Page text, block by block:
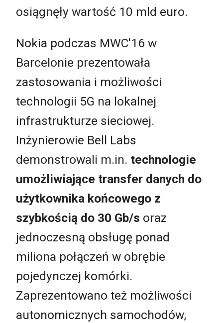
osiągnęły wartość 10 mld euro.
Nokia podczas MWC'16 w
Barcelonie prezentowała
zastosowania i możliwości
technologii 5G na lokalnej
infrastrukturze sieciowej.
Inżynierowie Bell Labs
demonstrowali m.in. technologie
umożliwiające transfer danych do
użytkownika końcowego z
szybkością do 30 Gb/s oraz
jednoczesną obsługę ponad
miliona połączeń w obrębie
pojedynczej komórki.
Zaprezentowano też możliwości
autonomicznych samochodów,